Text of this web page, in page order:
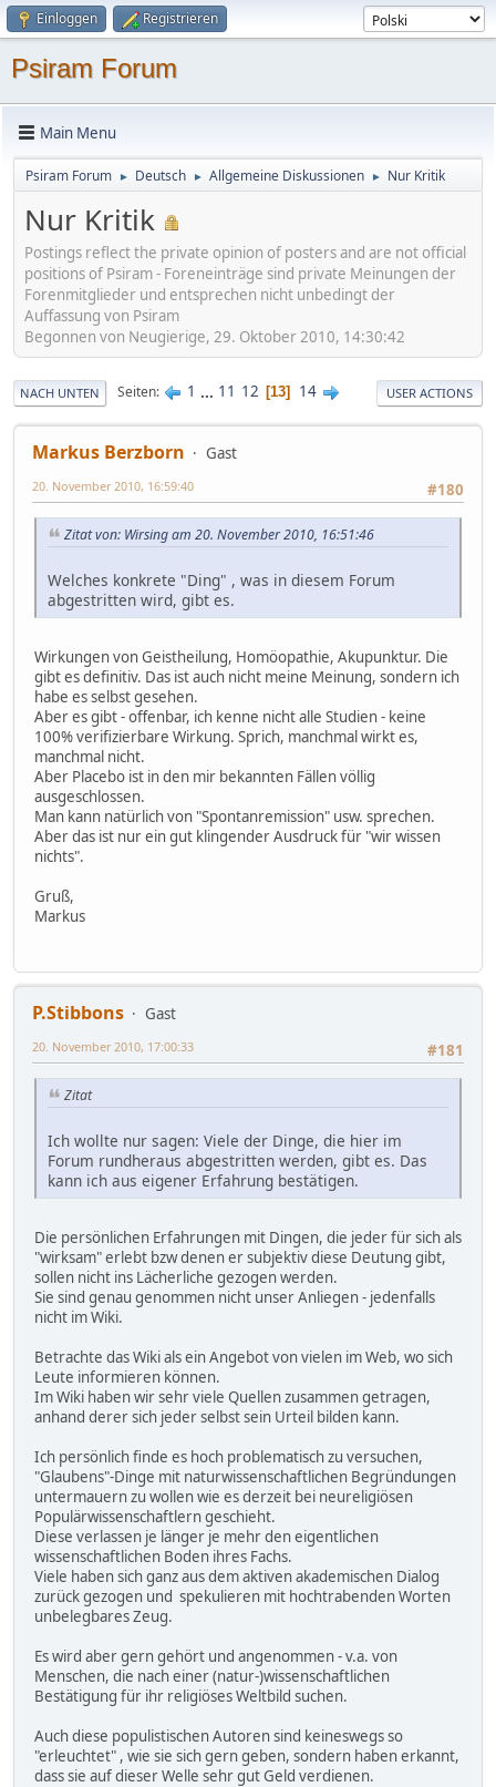
Einloggen Registrieren
Psiram Forum
Main Menu
Psiram Forum ► Deutsch ► Allgemeine Diskussionen ► Nur Kritik
Nur Kritik
Postings reflect the private opinion of posters and are not official
positions of Psiram - Foreneinträge sind private Meinungen der
Forenmitglieder und entsprechen nicht unbedingt der
Auffassung von Psiram
Begonnen von Neugierige, 29. Oktober 2010, 14:30:42
NACH UNTEN Seiten 1 ... 11 12 13 14 USER ACTIONS
Markus Berzborn
Gast
#180
20. November 2010, 16:59:40
Zitat von: Wirsing am 20. November 2010, 16:51:46
Welches konkrete "Ding" , was in diesem Forum
abgestritten wird, gibt es.
Wirkungen von Geistheilung, Homöopathie, Akupunktur. Die
gibt es definitiv. Das ist auch nicht meine Meinung, sondern ich
habe es selbst gesehen.
Aber es gibt - offenbar, ich kenne nicht alle Studien - keine
100% verifizierbare Wirkung. Sprich, manchmal wirkt es,
manchmal nicht.
Aber Placebo ist in den mir bekannten Fällen völlig
ausgeschlossen.
Man kann natürlich von "Spontanremission" usw. sprechen.
Aber das ist nur ein gut klingender Ausdruck für "wir wissen
nichts".
Gruß,
Markus
P.Stibbons
Gast
#181
20. November 2010, 17:00:33
Zitat
Ich wollte nur sagen: Viele der Dinge, die hier im
Forum rundheraus abgestritten werden, gibt es. Das
kann ich aus eigener Erfahrung bestätigen.
Die persönlichen Erfahrungen mit Dingen, die jeder für sich als
"wirksam" erlebt bzw denen er subjektiv diese Deutung gibt,
sollen nicht ins Lächerliche gezogen werden.
Sie sind genau genommen nicht unser Anliegen - jedenfalls
nicht im Wiki.
Betrachte das Wiki als ein Angebot von vielen im Web, wo sich
Leute informieren können.
Im Wiki haben wir sehr viele Quellen zusammen getragen,
anhand derer sich jeder selbst sein Urteil bilden kann.
Ich persönlich finde es hoch problematisch zu versuchen,
"Glaubens"-Dinge mit naturwissenschaftlichen Begründungen
untermauern zu wollen wie es derzeit bei neureligiösen
Populärwissenschaftlern geschieht.
Diese verlassen je länger je mehr den eigentlichen
wissenschaftlichen Boden ihres Fachs.
Viele haben sich ganz aus dem aktiven akademischen Dialog
zurück gezogen und spekulieren mit hochtrabenden Worten
unbelegbares Zeug.
Es wird aber gern gehört und angenommen - v.a. von
Menschen, die nach einer (natur-)wissenschaftlichen
Bestätigung für ihr religiöses Weltbild suchen.
Auch diese populistischen Autoren sind keineswegs so
"erleuchtet" , wie sie sich gern geben, sondern haben erkannt,
dass sie auf dieser Welle sehr gut Geld verdienen.